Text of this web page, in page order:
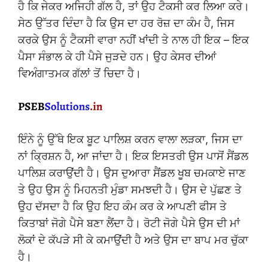
ਹੈ ਕਿ ਜੇਕਰ ਅਜਿਹੀ ਗੱਲ ਹੈ, ਤਾਂ ਉਹ ਟੈਕਸੀ ਕਰ ਲਿਆ ਕਰੇ।
ਸੇਠ ਉੱਤਰ ਦਿੰਦਾ ਹੈ ਕਿ ਉਸ ਦਾ ਹਰ ਰੋਜ਼ ਦਾ ਕੰਮ ਹੈ, ਜਿਸ
ਕਰਕੇ ਉਸ ਨੂੰ ਟੈਕਸੀ ਵਾਰਾ ਨਹੀਂ ਖਾਂਦੀ ਤੇ ਨਾਲ ਹੀ ਇਕ – ਇਕ
ਪੈਸਾ ਸੰਭਾਲ ਕੇ ਹੀ ਪੈਸੇ ਜੁੜਦੇ ਹਨ। ਉਹ ਕੇਸਰ ਦੀਆਂ
ਵਿਅੰਗਾਤਮਕ ਗੱਲਾਂ ਤੋਂ ਚਿਦਾ ਹੈ।
ਇੰਨੇ ਨੂੰ ਉੱਥੇ ਇਕ ਬੂਟ ਪਾਲਿਸ਼ ਕਰਨ ਵਾਲਾ ਲੜਕਾ, ਜਿਸ ਦਾ
ਨਾਂ ਕ੍ਰਿਸ਼ਨ ਹੈ, ਆ ਜਾਂਦਾ ਹੈ। ਇਕ ਇਸਤਰੀ ਉਸ ਪਾਸੋਂ ਸੈਂਡਲ
ਪਾਲਿਸ਼ ਕਰਾਉਂਦੀ ਹੈ। ਉਸ ਦੁਆਰਾ ਸੈਂਡਲ ਖੂਬ ਚਮਕਾਏ ਜਾਣ
ਤੇ ਉਹ ਉਸ ਨੂੰ ਮਿਹਨਤੀ ਮੁੰਡਾ ਸਮਝਦੀ ਹੈ। ਉਸ ਦੇ ਪੁੱਛਣ ਤੇ
ਉਹ ਦੱਸਦਾ ਹੈ ਕਿ ਉਹ ਇਹ ਕੰਮ ਕਰ ਕੇ ਆਪਣੀ ਫੀਸ ਤੇ
ਕਿਤਾਬਾਂ ਜੋਗੇ ਪੈਸੇ ਬਣਾ ਲੈਂਦਾ ਹੈ। ਰੋਟੀ ਜੋਗੇ ਪੈਸੇ ਉਸ ਦੀ ਮਾਂ
ਲੋਕਾਂ ਦੇ ਕੱਪੜੇ ਸੀ ਕੇ ਕਮਾਉਂਦੀ ਹੈ ਅਤੇ ਉਸ ਦਾ ਬਾਪ ਮਰ ਚੁੱਕਾ
ਹੈ।